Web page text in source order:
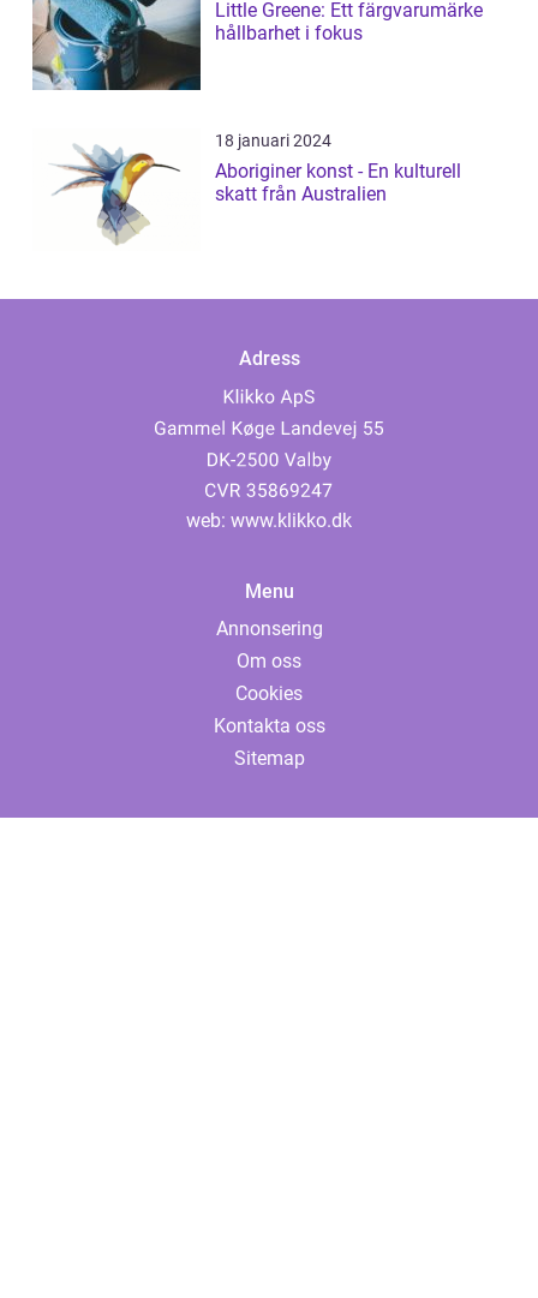
Little Greene: Ett färgvarumärke
hållbarhet i fokus
18 januari 2024
Aboriginer konst - En kulturell
skatt från Australien
Adress
web: www.klikko.dk
Menu
Annonsering
Om oss
Cookies
Kontakta oss
Sitemap